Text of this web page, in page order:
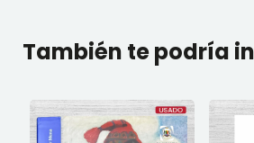
También te podría